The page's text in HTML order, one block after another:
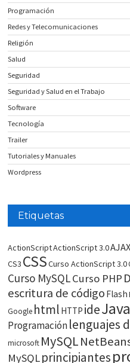
Programación
Redes y Telecomunicaciones
Religión
Salud
Seguridad
Seguridad y Salud en el Trabajo
Software
Tecnología
Trailer
Tutoriales y Manuales
Wordpress
Etiquetas
ActionScriptActionScript 3.0AJAX
CS3 CSSCurso ActionScript 3.0
Curso MySQLCurso PHP
escritura de código Flash
Google html HTTP ideJava
Programaciónlenguajes
microsoft MySQL
MySQLprincipiantes